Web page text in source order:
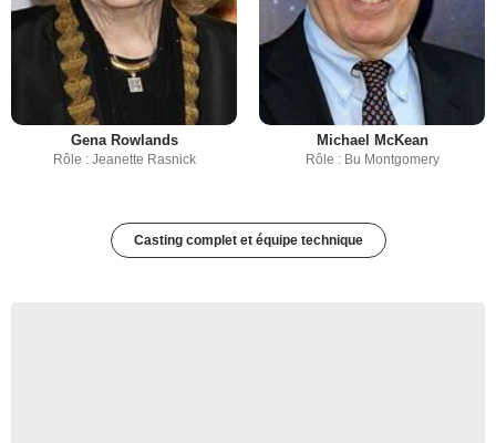
Gena Rowlands
Rôle : Jeanette Rasnick
Michael McKean
Rôle : Bu Montgomery
Casting complet et équipe technique